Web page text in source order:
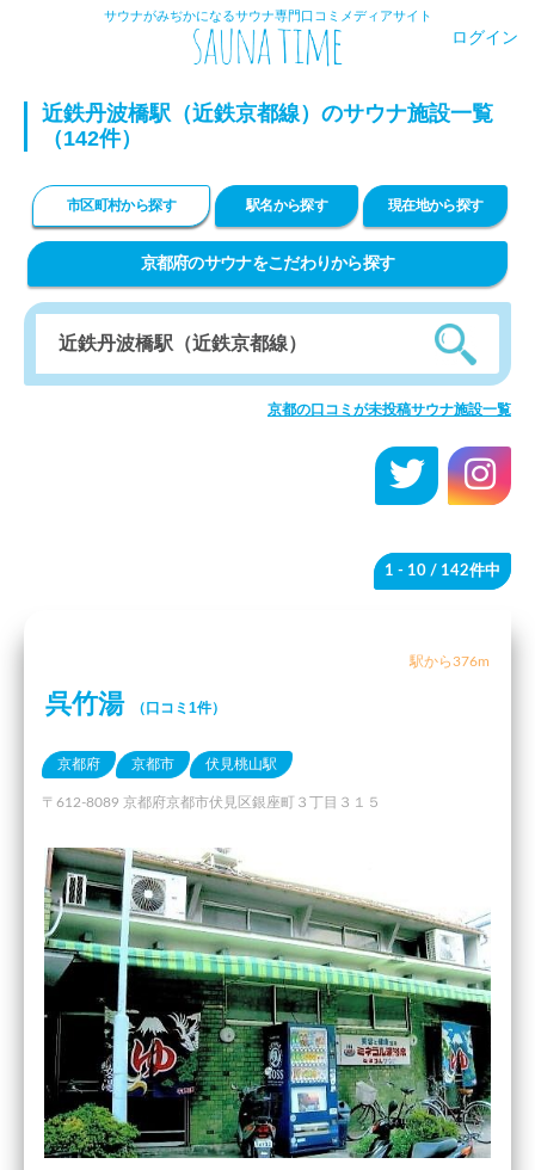
サウナがみぢかになるサウナ専門口コミメディアサイト
ログイン
近鉄丹波橋駅（近鉄京都線）のサウナ施設一覧
（142件）
市区町村から探す 駅名から探す 現在地から探す
京都府のサウナをこだわりから探す
京都の口コミが未投稿サウナ施設一覧
1 - 10 / 142件中
駅から376m
呉竹湯 （口コミ1件）
京都府 京都市 伏見桃山駅
〒612-8089 京都府京都市伏見区銀座町３丁目３１５